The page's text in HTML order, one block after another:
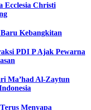
Ecclesia Christi
Kebangkitan
PDI P Ajak Pewarna
Ma’had Al-Zaytun
Menyapa